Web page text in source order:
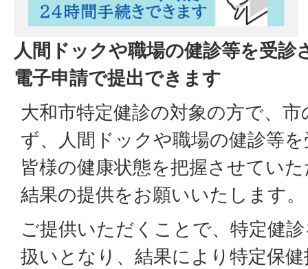
人間ドックや職場の健診等を受診
電子申請で提出できます
大和市特定健診の対象の方で、
ず、人間ドックや職場の健診等
皆様の健康状態を把握させてい
結果の提供をお願いいたします。
ご提供いただくことで、特定健
扱いとなり、結果により特定保